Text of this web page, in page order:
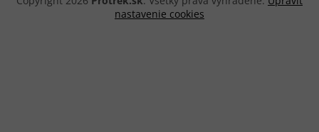
nastavenie cookies